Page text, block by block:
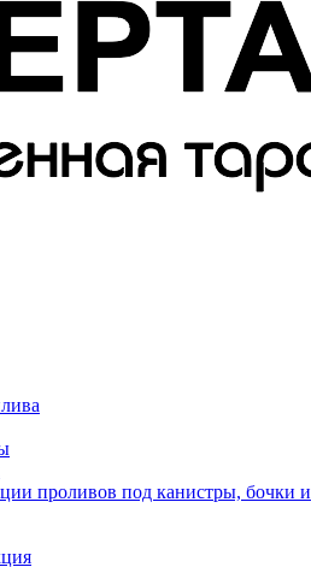
проливов под канистры, бочки и